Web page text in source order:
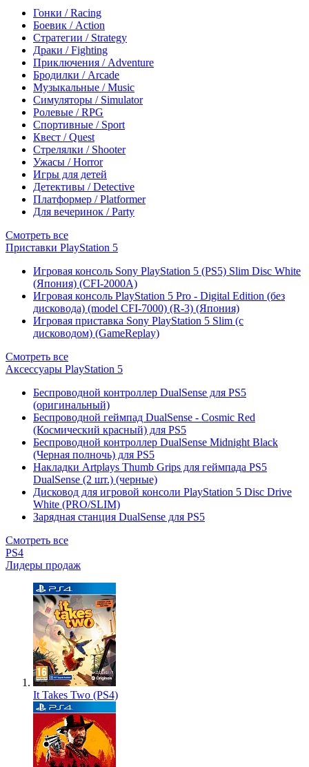
Гонки / Racing
Боевик / Action
Стратегии / Strategy
Драки / Fighting
Приключения / Adventure
Бродилки / Arcade
Музыкальные / Music
Симуляторы / Simulator
Ролевые / RPG
Спортивные / Sport
Квест / Quest
Стрелялки / Shooter
Ужасы / Horror
Игры для детей
Детективы / Detective
Платформер / Platformer
Для вечеринок / Party
Смотреть все
Приставки PlayStation 5
Игровая консоль Sony PlayStation 5 (PS5) Slim Disc White
(Япония) (CFI-2000A)
Игровая консоль PlayStation 5 Pro - Digital Edition (без
дисковода) (model CFI-7000) (R-3) (Япония)
Игровая приставка Sony PlayStation 5 Slim (с
дисководом) (GameReplay)
Смотреть все
Аксессуары PlayStation 5
Беспроводной контроллер DualSense для PS5
(оригинальный)
Беспроводной геймпад DualSense - Cosmic Red
(Космический красный) для PS5
Беспроводной контроллер DualSense Midnight Black
(Черная полночь) для PS5
Накладки Artplays Thumb Grips для геймпада PS5
DualSense (2 шт.) (черные)
Дисковод для игровой консоли PlayStation 5 Disc Drive
White (PRO/SLIM)
Зарядная станция DualSense для PS5
Смотреть все
PS4
Лидеры продаж
It Takes Two (PS4)